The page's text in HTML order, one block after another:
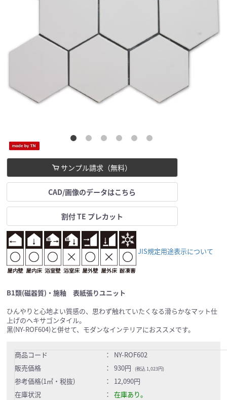
サンプル請求（無料）
CAD/画像のデータはこちら
割付 TE プレカット
JIS規定用途表示について
B1類(磁器質)・施釉 表紙張りユニット
ひんやりと心地よい質感の、思わず触れていたくなる滑らかなマット仕
上げのヘキサゴンタイル。
黒(NY-ROF604)と併せて、モダンなインテリアにおススメです。
商品コード ：
NY-ROF602
販売価格
： 930円 (税込 1,023円)
参考価格(1㎡・税抜) ：
12,090円
在庫状況
： 在庫あり。